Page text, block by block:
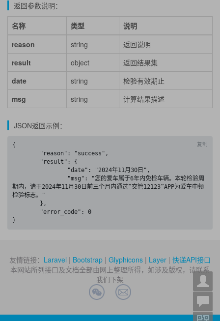
返回参数说明：
名称 类型
说明
reason
string
返回说明
result
object
返回结果集
date
string
检验有效期止
msg
string 计算结果描述
JSON返回示例：
复制
{
期内，请于2024年11月30日前三个月内通过“交管12123”APP为爱车申领
检验标志。"
}
友情链接： Laravel | Bootstrap | Glyphicons | Layer | 快递API接口
本网站所列接口及文档全部由网上整理所得，如涉及版权，请联系
我们下架